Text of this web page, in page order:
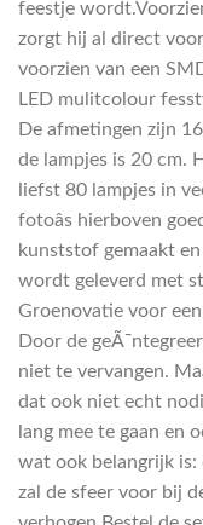
feestje
zorgt hij al direct
voorzien van een
LED mulitcolour
De afmetingen zijn
de lampjes is 20 cm.
liefst 80 lampjes in
fotoâs hierboven
kunststof gemaakt
wordt geleverd met
Groenovatie voor
Door de
niet te vervangen.
dat ook niet echt
lang mee te gaan en
wat ook belangrijk
zal de sfeer voor bij